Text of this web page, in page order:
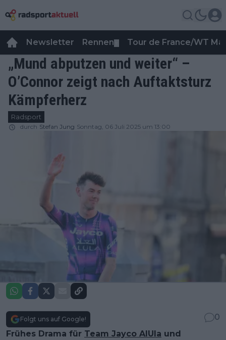
Newsletter Rennen Tour de France/WT
„Mund abputzen und weiter“ –
O’Connor zeigt nach Auftaktsturz
Kämpferherz
Radsport
durch Stefan Jung Sonntag, 06 Juli 2025 um 13:00
Folgt uns auf Google!
0
Frühes Drama für Team Jayco AlUla und